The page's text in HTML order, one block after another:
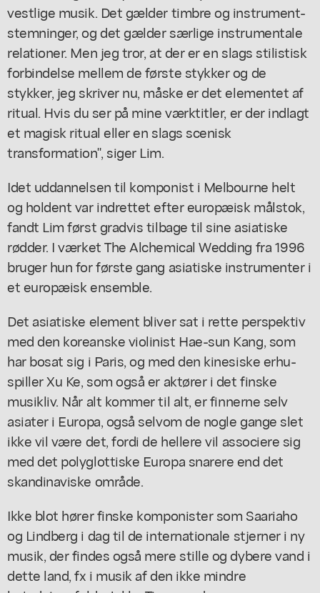
vestlige musik. Det gælder timbre og instrument-
stemninger, og det gælder særlige instrumentale
relationer. Men jeg tror, at der er en slags stilistisk
forbindelse mellem de første stykker og de
stykker, jeg skriver nu, måske er det elementet af
ritual. Hvis du ser på mine værktitler, er der indlagt
et magisk ritual eller en slags scenisk
transformation", siger Lim.
Idet uddannelsen til komponist i Melbourne helt
og holdent var indrettet efter europæisk målstok,
fandt Lim først gradvis tilbage til sine asiatiske
rødder. I værketThe Alchemical Wedding fra 1996
bruger hun for første gang asiatiske instrumenter i
et europæisk ensemble.
Det asiatiske element bliver sat i rette perspektiv
med den koreanske violinist Hae-sun Kang, som
har bosat sig i Paris, og med den kinesiske erhu-
spiller Xu Ke, som også er aktører i det finske
musikliv. Når alt kommer til alt, er finnerne selv
asiater i Europa, også selvom de nogle gange slet
ikke vil være det, fordi de hellere vil associere sig
med det polyglottiske Europa snarere end det
skandinaviske område.
Ikke blot hører finske komponister som Saariaho
og Lindberg i dag til de internationale stjerner i ny
musik, der findes også mere stille og dybere vand i
dette land, fx i musik af den ikke mindre